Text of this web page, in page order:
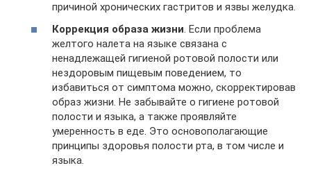
причиной хронических гастритов и язвы желудка.
Коррекция образа жизни. Если проблема
желтого налета на языке связана с
ненадлежащей гигиеной ротовой полости или
нездоровым пищевым поведением, то
избавиться от симптома можно, скорректировав
образ жизни. Не забывайте о гигиене ротовой
полости и языка, а также проявляйте
умеренность в еде. Это основополагающие
принципы здоровья полости рта, в том числе и
языка.